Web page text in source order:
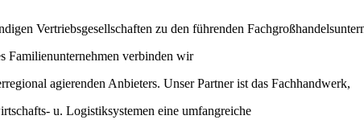
Vertriebsgesellschaften zu den führenden
Familienunternehmen verbinden wir
agierenden Anbieters. Unser Partner ist das Fachhandwerk,
u. Logistiksystemen eine umfangreiche